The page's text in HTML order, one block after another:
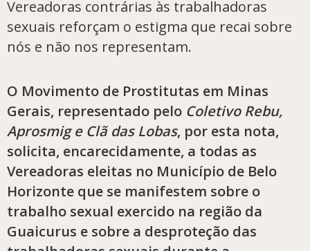
Vereadoras contrárias às trabalhadoras
sexuais reforçam o estigma que recai sobre
nós e não nos representam.
O Movimento de Prostitutas em Minas
Gerais, representado pelo Coletivo Rebu,
Aprosmig e Clã das Lobas, por esta nota,
solicita, encarecidamente, a todas as
Vereadoras eleitas no Município de Belo
Horizonte que se manifestem sobre o
trabalho sexual exercido na região da
Guaicurus e sobre a desproteção das